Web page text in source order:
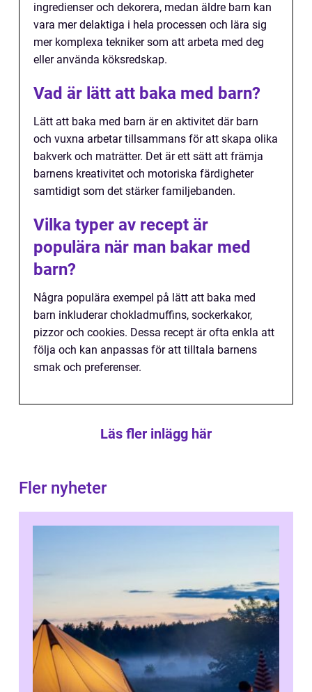
ingredienser och dekorera, medan äldre barn kan
vara mer delaktiga i hela processen och lära sig
mer komplexa tekniker som att arbeta med deg
eller använda köksredskap.
Vad är lätt att baka med barn?
Lätt att baka med barn är en aktivitet där barn
och vuxna arbetar tillsammans för att skapa olika
bakverk och maträtter. Det är ett sätt att främja
barnens kreativitet och motoriska färdigheter
samtidigt som det stärker familjebanden.
Vilka typer av recept är
populära när man bakar med
barn?
Några populära exempel på lätt att baka med
barn inkluderar chokladmuffins, sockerkakor,
pizzor och cookies. Dessa recept är ofta enkla att
följa och kan anpassas för att tilltala barnens
smak och preferenser.
Läs fler inlägg här
Fler nyheter